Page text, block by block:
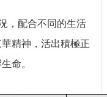
，配合不同的生活
精神，活出積極正
命。